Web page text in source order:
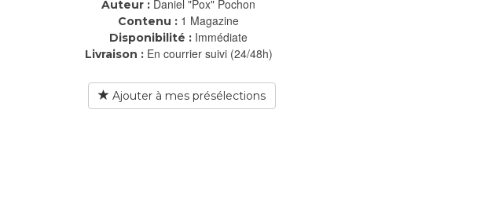
Auteur : Daniel "Pox" Pochon
Contenu : 1 Magazine
Disponibilité : Immédiate
Livraison : En courrier suivi (24/48h)
Ajouter à mes présélections